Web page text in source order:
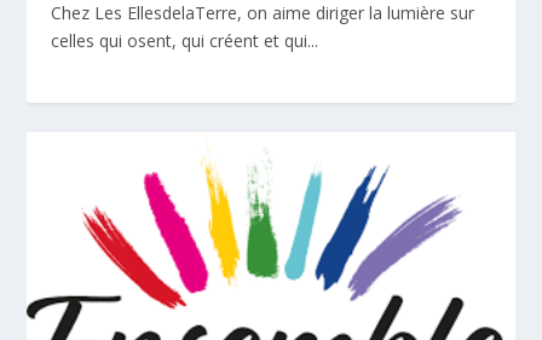
Chez Les EllesdelaTerre, on aime diriger la lumière sur
celles qui osent, qui créent et qui...